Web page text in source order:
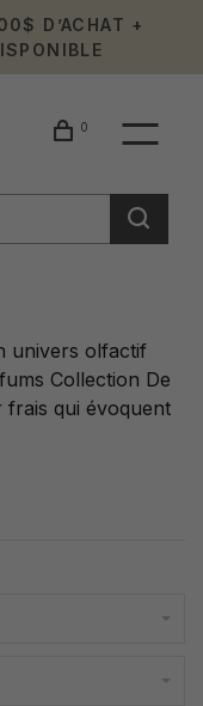
D’ACHAT +
0
univers olfactif
Collection De
qui évoquent